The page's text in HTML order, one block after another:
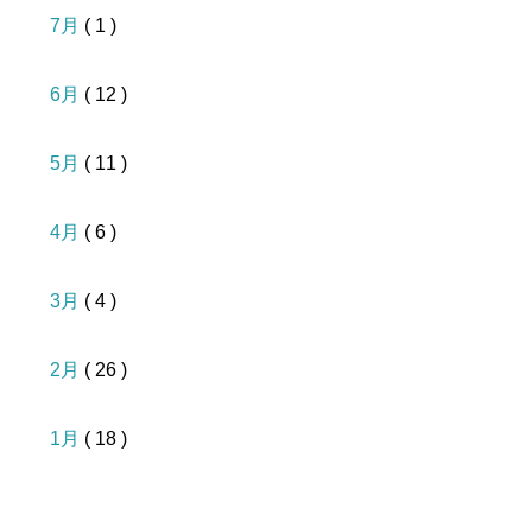
7月 ( 1 )
6月 ( 12 )
5月 ( 11 )
4月 ( 6 )
3月 ( 4 )
2月 ( 26 )
1月 ( 18 )